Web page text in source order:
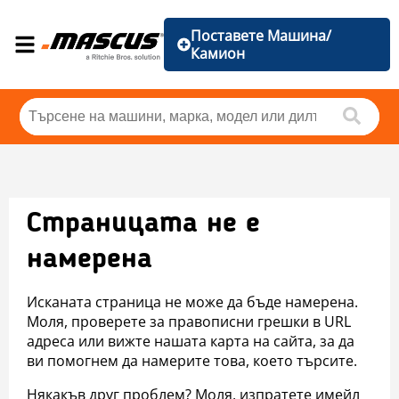
Поставете Машина/
Камион
Страницата не е
намерена
Исканата страница не може да бъде намерена.
Моля, проверете за правописни грешки в URL
адреса или вижте нашата карта на сайта, за да
ви помогнем да намерите това, което търсите.
Някакъв друг проблем? Моля, изпратете имейл